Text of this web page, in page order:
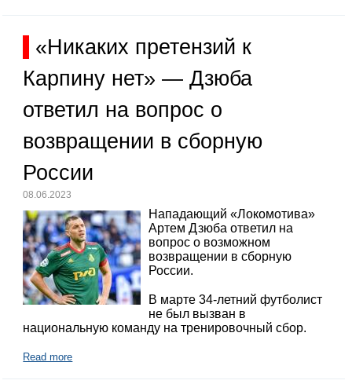
«Никаких претензий к
Карпину нет» — Дзюба
ответил на вопрос о
возвращении в сборную
России
08.06.2023
Нападающий «Локомотива»
Артем Дзюба ответил на
вопрос о возможном
возвращении в сборную
России.
В марте 34-летний футболист
не был вызван в
национальную команду на тренировочный сбор.
Read more